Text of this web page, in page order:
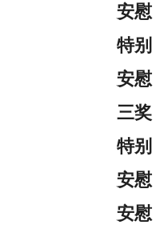
安慰
特别
安慰
三奖
特别
安慰
安慰